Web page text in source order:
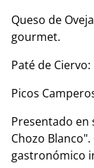
Queso de
gourmet.
Paté de
Picos
Presentado en
Chozo
gastronómico